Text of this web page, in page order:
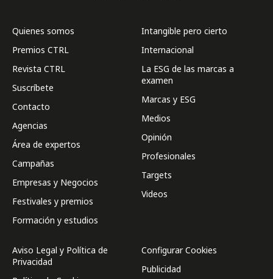
Quienes somos
Premios CTRL
Revista CTRL
Suscríbete
Contacto
Agencias
Área de expertos
Campañas
Empresas y Negocios
Festivales y premios
Formación y estudios
Intangible pero cierto
Internacional
La ESG de las marcas a
examen
Marcas y ESG
Medios
Opinión
Profesionales
Targets
Videos
Aviso Legal y Política de
Privacidad
Configurar Cookies
Publicidad